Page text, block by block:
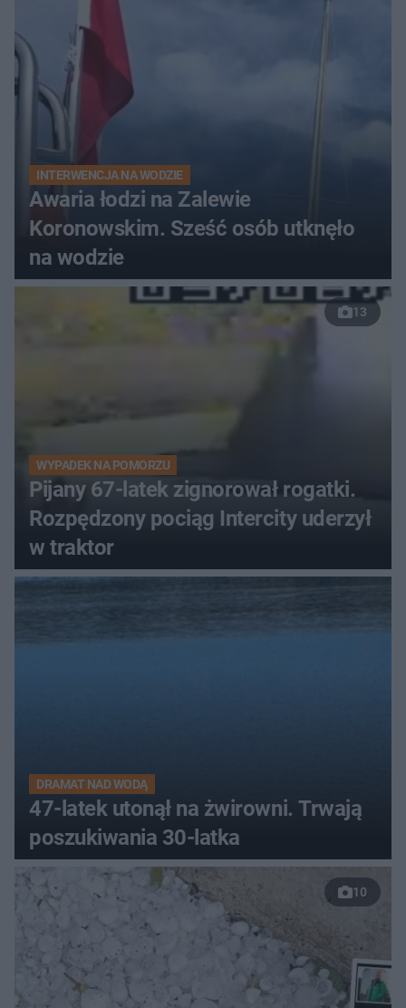
INTERWENCJA NA WODZIE
Awaria łodzi na Zalewie
Koronowskim. Sześć osób utknęło
na wodzie
13
WYPADEK NA POMORZU
Pijany 67-latek zignorował rogatki.
Rozpędzony pociąg Intercity uderzył
w traktor
DRAMAT NAD WODĄ
47-latek utonął na żwirowni. Trwają
poszukiwania 30-latka
10